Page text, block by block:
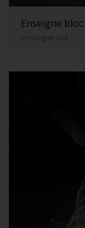
Enseigne
enseigne led